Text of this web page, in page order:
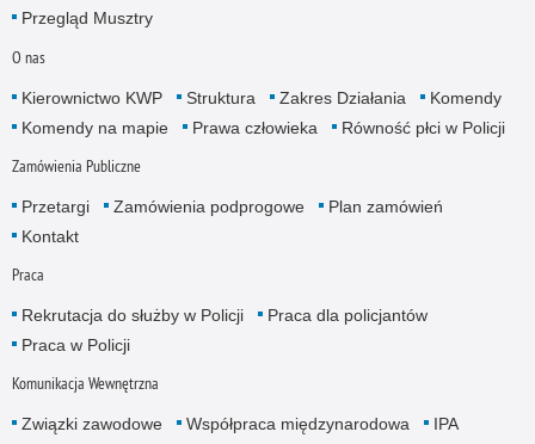
Przegląd Musztry
O nas
Kierownictwo KWP Struktura Zakres Działania
Komendy
Komendy na mapie
Prawa człowieka Równość płci w Policji
Zamówienia Publiczne
Przetargi Zamówienia podprogowe
Plan zamówień
Kontakt
Praca
Rekrutacja do służby w Policji
Praca dla policjantów
Praca w Policji
Komunikacja Wewnętrzna
Związki zawodowe Współpraca międzynarodowa
IPA